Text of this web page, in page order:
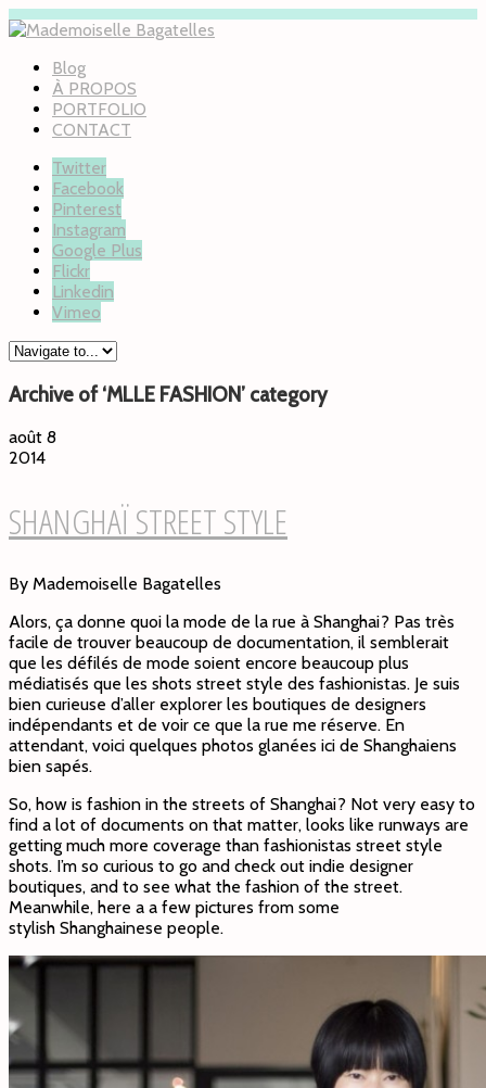
Blog
À PROPOS
PORTFOLIO
CONTACT
Twitter
Facebook
Pinterest
Instagram
Google Plus
Flickr
Linkedin
Vimeo
Archive of ‘MLLE FASHION’ category
août 8
2014
SHANGHAÏ STREET STYLE
By Mademoiselle Bagatelles
Alors, ça donne quoi la mode de la rue à Shanghai? Pas très
facile de trouver beaucoup de documentation, il semblerait
que les défilés de mode soient encore beaucoup plus
médiatisés que les shots street style des fashionistas. Je suis
bien curieuse d’aller explorer les boutiques de designers
indépendants et de voir ce que la rue me réserve. En
attendant, voici quelques photos glanées ici de Shanghaiens
bien sapés.
So, how is fashion in the streets of Shanghai? Not very easy to
find a lot of documents on that matter, looks like runways are
getting much more coverage than fashionistas street style
shots. I’m so curious to go and check out indie designer
boutiques, and to see what the fashion of the street.
Meanwhile, here a a few pictures from some
stylish Shanghainese people.